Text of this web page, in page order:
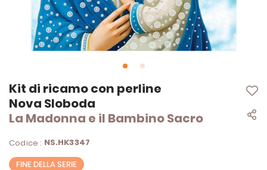
Kit di ricamo con perline
Nova Sloboda
La Madonna e il Bambino Sacro
Codice : NS.HK3347
FINE DELLA SERIE
Vai
all'inizio
della
galleria
immagini